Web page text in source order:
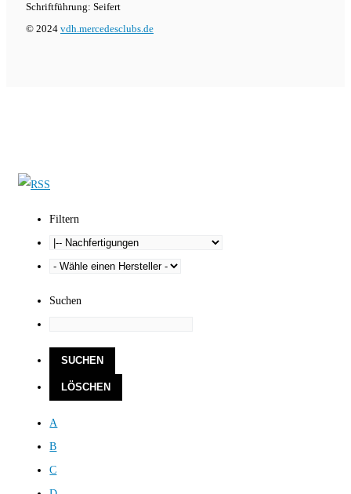
Schriftführung: Seifert
© 2024 vdh.mercedesclubs.de
Filtern
Suchen
A
B
C